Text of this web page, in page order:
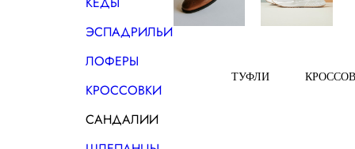
ЭСПАДРИЛЬИ
ЛОФЕРЫ
КРОССОВКИ
САНДАЛИИ
ТУФЛИ